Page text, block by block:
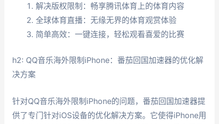
解决版权限制：畅享腾讯体育上的体育内容
全球体育直播：无缘无界的体育观赏体验
简单高效：一键连接，轻松观看喜爱的比赛
h2: QQ音乐海外限制iPhone：番茄回国加速器的优化解
决方案
针对QQ音乐海外限制iPhone的问题，番茄回国加速器提
供了专门针对iOS设备的优化解决方案。它使得iPhone用